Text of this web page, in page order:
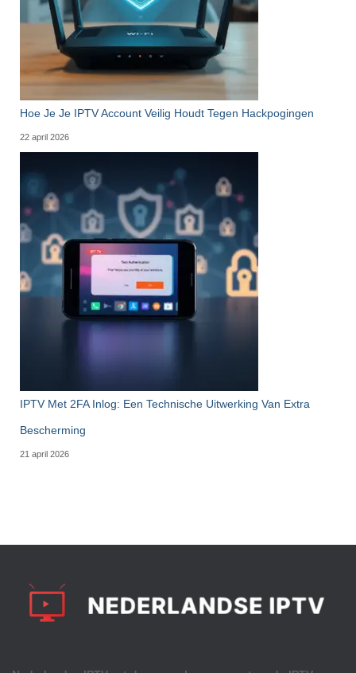
Hoe Je Je IPTV Account Veilig Houdt Tegen Hackpogingen
22 april 2026
IPTV Met 2FA Inlog: Een Technische Uitwerking Van Extra
Bescherming
21 april 2026